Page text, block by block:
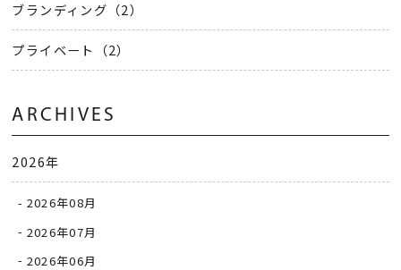
ブランディング（2）
プライベート（2）
ARCHIVES
2026年
2026年08月
2026年07月
2026年06月